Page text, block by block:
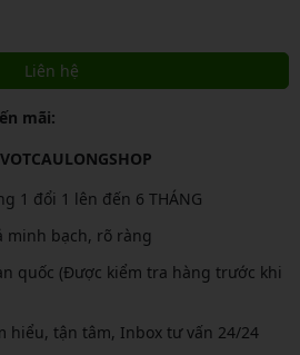
Liên hệ
mãi:
1 đổi 1 lên đến 6 THÁNG
minh bạch, rõ ràng
quốc (Được kiểm tra hàng trước khi
hiểu, tận tâm, Inbox tư vấn 24/24